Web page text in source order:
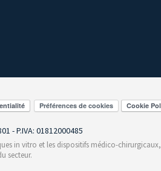
Préférences de cookies
- P.IVA: 01812000485
in vitro et les dispositifs médico-chirurgicaux,
secteur.